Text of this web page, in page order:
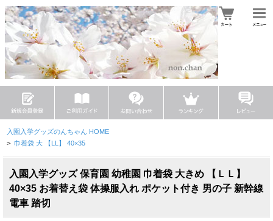
入園入学グッズのんちゃん HOME
> 巾着袋 大 【LL】 40×35
入園入学グッズ 保育園 幼稚園 巾着袋 大きめ 【ＬＬ】
40×35 お着替え袋 体操服入れ ポケット付き 男の子 新幹線
電車 踏切